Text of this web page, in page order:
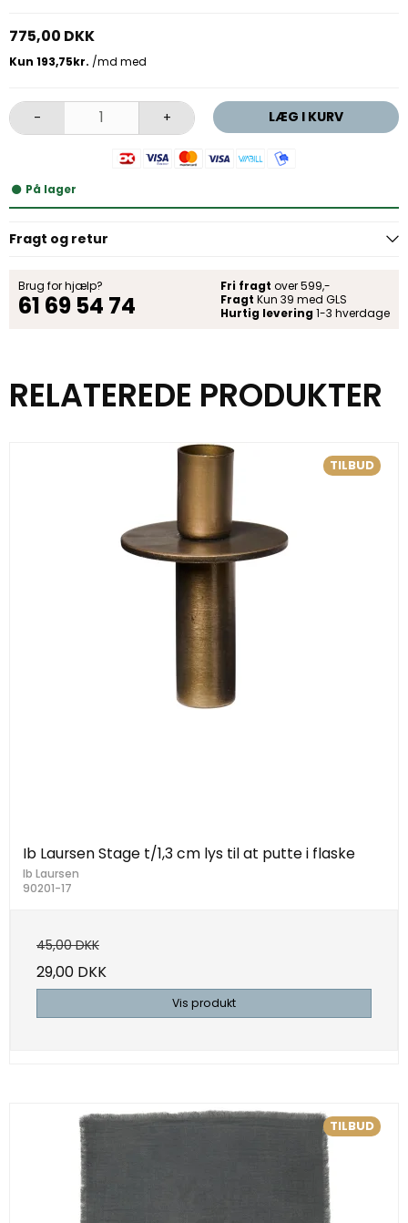
775,00 DKK
- + LÆG I KURV
På lager
Fragt og retur
Brug for hjælp?
61 69 54 74
Fri fragt over 599,-
Fragt Kun 39 med GLS
Hurtig levering 1-3 hverdage
RELATEREDE PRODUKTER
TILBUD
Ib Laursen Stage t/1,3 cm lys til at putte i flaske
Ib Laursen
90201-17
45,00 DKK
29,00 DKK
Vis produkt
TILBUD